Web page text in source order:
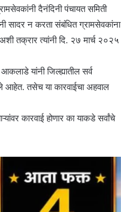
दैनंदिनी पंचायत समिती
सादर न करता संबंधित ग्रामसेवकांना
तक्रार त्यांनी दि. २७ मार्च २०२५
यांनी जिल्ह्यातील सर्व
आहेत. तसेच या कारवाईचा अहवाल
कारवाई होणार का याकडे सर्वांचे